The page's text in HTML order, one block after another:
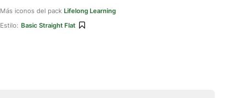
Más iconos del pack Lifelong Learning
Estilo: Basic Straight Flat